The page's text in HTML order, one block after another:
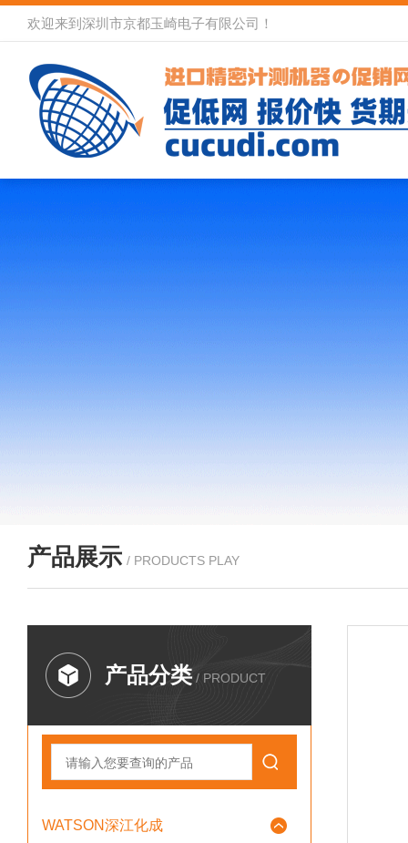
欢迎来到深圳市京都玉崎电子有限公司！
产品展示 / PRODUCTS PLAY
产品分类 / PRODUCT
WATSON深江化成